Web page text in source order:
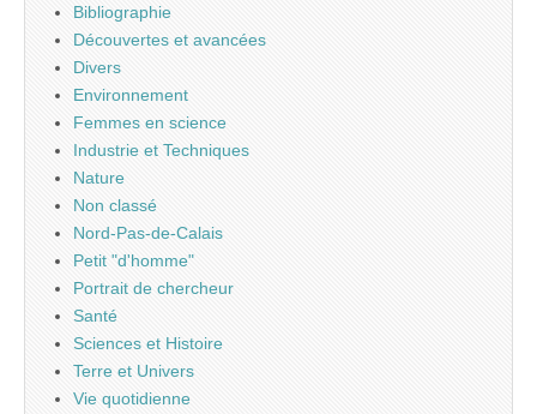
Bibliographie
Découvertes et avancées
Divers
Environnement
Femmes en science
Industrie et Techniques
Nature
Non classé
Nord-Pas-de-Calais
Petit "d'homme"
Portrait de chercheur
Santé
Sciences et Histoire
Terre et Univers
Vie quotidienne